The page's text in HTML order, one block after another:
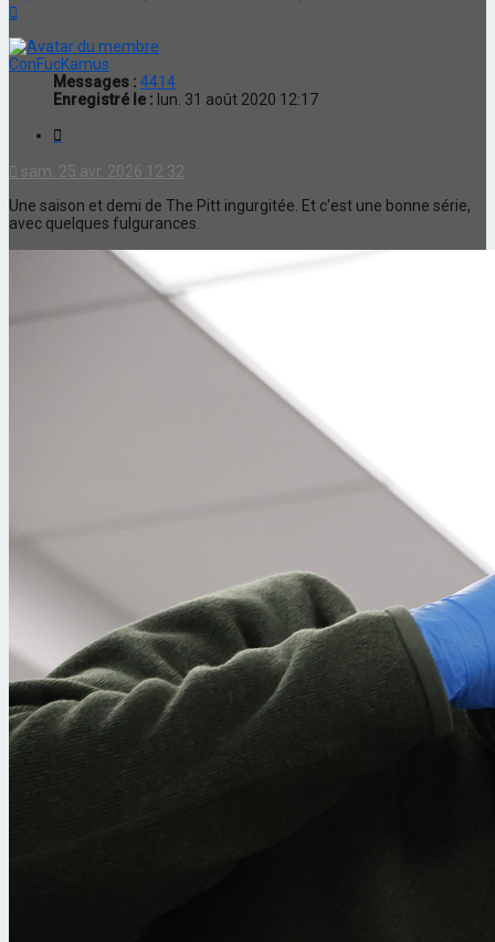
ConFucKamus
Messages : 4414
Enregistré le : lun. 31 août 2020 12:17
sam. 25 avr. 2026 12:32
Une saison et demi de The Pitt ingurgitée. Et c'est une bonne série,
avec quelques fulgurances.